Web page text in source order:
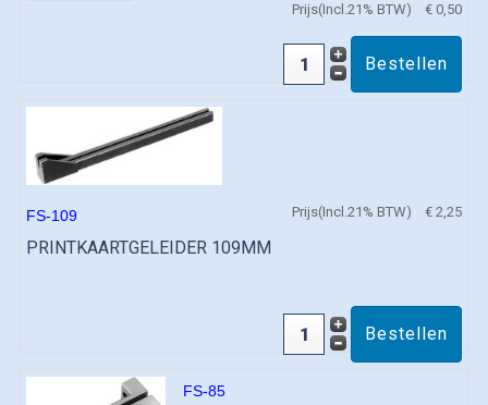
Prijs(Incl.21% BTW) € 0,50
FS-109
PRINTKAARTGELEIDER 109MM
Prijs(Incl.21% BTW) € 2,25
FS-85